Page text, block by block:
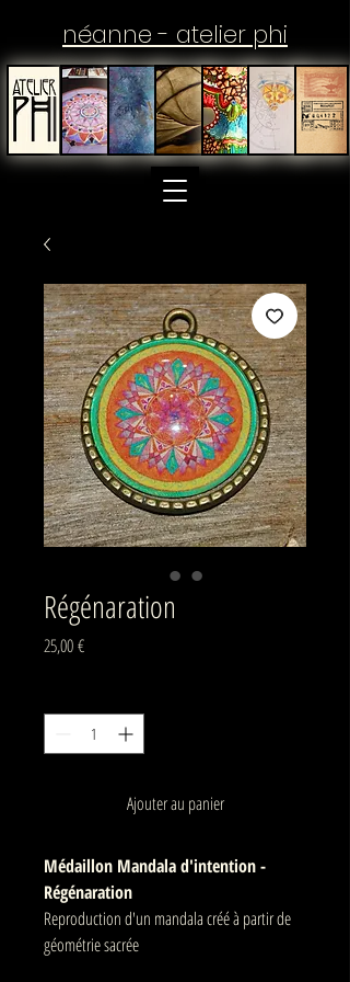
néanne - atelier phi
Régénaration
25,00 €Prix
Ajouter au panier
Médaillon Mandala d'intention -
Régénaration
Reproduction d'un mandala créé à partir de
géométrie sacrée